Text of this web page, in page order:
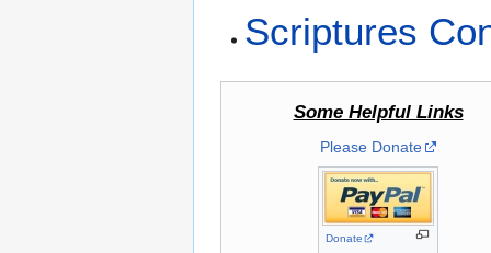
Scriptures
Some Helpful Links
Please Donate
Donate